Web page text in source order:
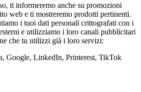
ti informeremo anche su promozioni
web e ti mostreremo prodotti pertinenti.
i tuoi dati personali crittografati con i
e utilizziamo i loro canali pubblicitari
che tu utilizzi già i loro servizi:
Google, LinkedIn, Printerest, TikTok